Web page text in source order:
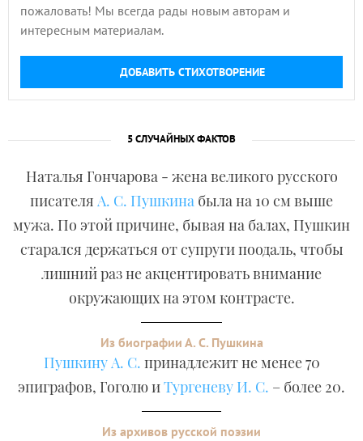
пожаловать! Мы всегда рады новым авторам и
интересным материалам.
ДОБАВИТЬ СТИХОТВОРЕНИЕ
5 СЛУЧАЙНЫХ ФАКТОВ
Наталья Гончарова - жена великого русского
писателя А. С. Пушкина была на 10 см выше
мужа. По этой причине, бывая на балах, Пушкин
старался держаться от супруги поодаль, чтобы
лишний раз не акцентировать внимание
окружающих на этом контрасте.
Из биографии А. С. Пушкина
Пушкину А. С. принадлежит не менее 70
эпиграфов, Гоголю иТургеневу И. С. – более 20.
Из архивов русской поэзии